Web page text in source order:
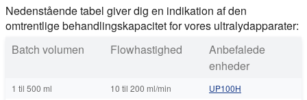
Nedenstående tabel giver dig en indikation af den
omtrentlige behandlingskapacitet for vores ultralydapparater:
Batch volumen
Flowhastighed
Anbefalede
enheder
1 til 500 ml 10 til 200 ml/min
UP100H